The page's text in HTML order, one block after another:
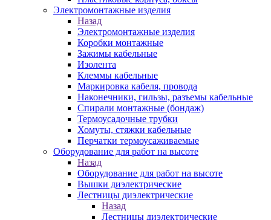
Электромонтажные изделия
Назад
Электромонтажные изделия
Коробки монтажные
Зажимы кабельные
Изолента
Клеммы кабельные
Маркировка кабеля, провода
Наконечники, гильзы, разъемы кабельные
Спирали монтажные (бондаж)
Термоусадочные трубки
Хомуты, стяжки кабельные
Перчатки термоусаживаемые
Оборудование для работ на высоте
Назад
Оборудование для работ на высоте
Вышки диэлектрические
Лестницы диэлектрические
Назад
Лестницы диэлектрические